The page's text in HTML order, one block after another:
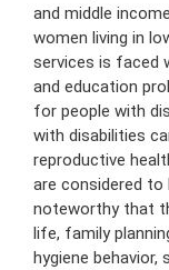
and middle
women living in
services is faced
and education
for people with
with disabilities
reproductive
are considered to
noteworthy that
life, family
hygiene behavior,